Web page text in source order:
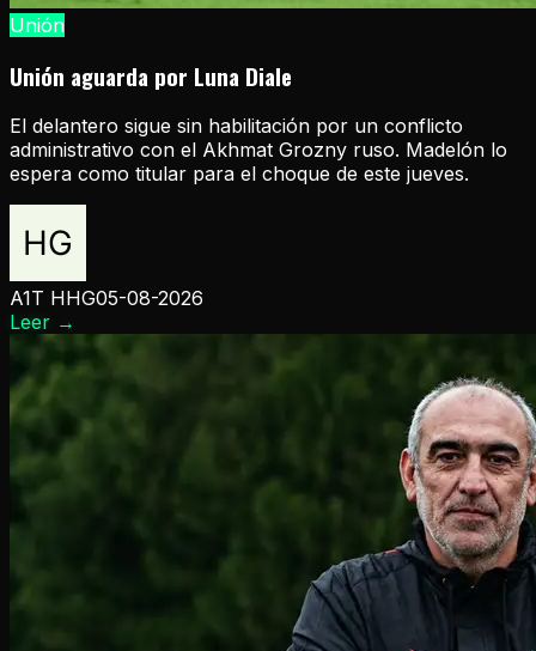
Unión
Unión aguarda por Luna Diale
El delantero sigue sin habilitación por un conflicto
administrativo con el Akhmat Grozny ruso. Madelón lo
espera como titular para el choque de este jueves.
A1T HHG05-08-2026
Leer →